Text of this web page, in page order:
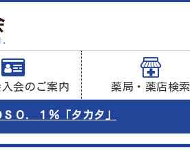
会のご案内 薬局・薬店検索
０．１％「タカタ」